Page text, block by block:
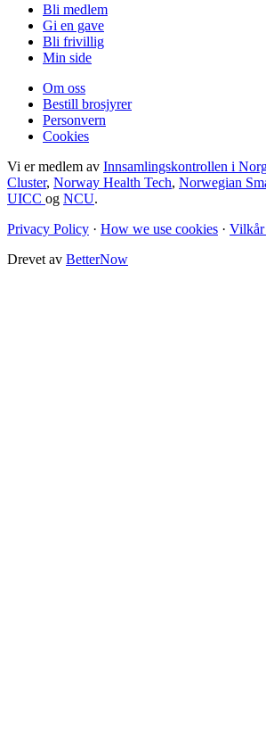
Bli medlem
Gi en gave
Bli frivillig
Min side
Om oss
Bestill brosjyrer
Personvern
Cookies
Vi er medlem av Innsamlingskontrollen i
Cluster, Norway Health Tech, Norwegian
UICC og NCU.
Privacy Policy · How we use cookies · Vilkår
Drevet av BetterNow